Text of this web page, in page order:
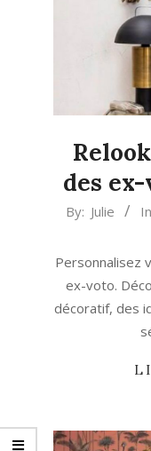
des
2024-
22
By: Julie
Personnalisez
ex-voto.
décoratif, des